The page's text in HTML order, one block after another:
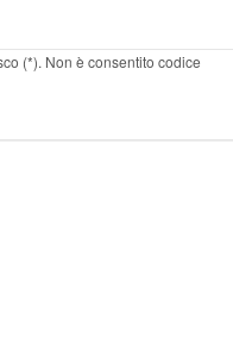
(*). Non è consentito codice